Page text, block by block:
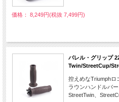
価格： 8,249円(税抜 7,499円)
バレル・グリップ
Twin/StreetCup/
控えめなTriumphロ
ラウンハンドルバ
StreetTwin、